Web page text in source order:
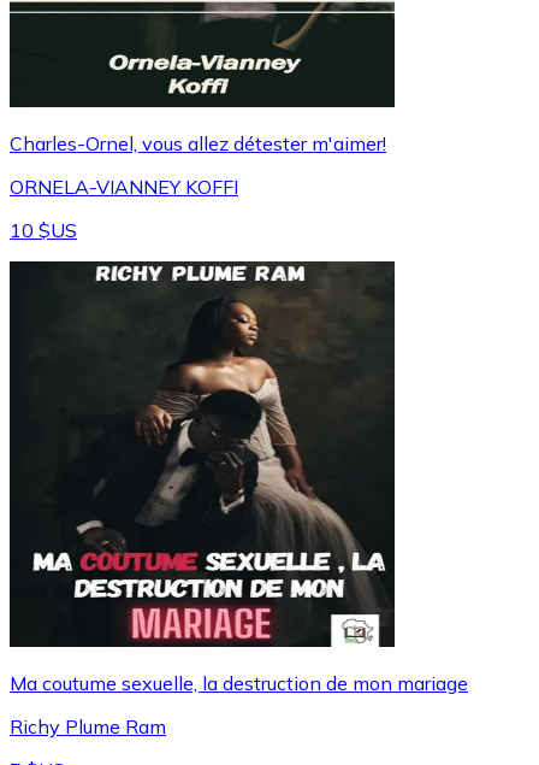
Charles-Ornel, vous allez détester m'aimer!
ORNELA-VIANNEY KOFFI
10 $US
Ma coutume sexuelle, la destruction de mon mariage
Richy Plume Ram